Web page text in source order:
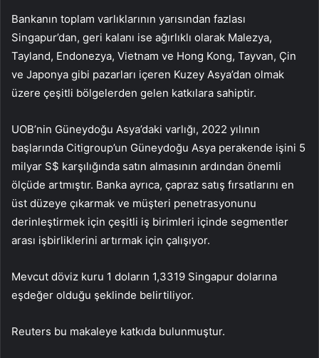
Bankanın toplam varlıklarının yarısından fazlası
Singapur’dan, geri kalanı ise ağırlıklı olarak Malezya,
Tayland, Endonezya, Vietnam ve Hong Kong, Tayvan, Çin
ve Japonya gibi pazarları içeren Kuzey Asya’dan olmak
üzere çeşitli bölgelerden gelen katkılara sahiptir.
UOB’nin Güneydoğu Asya’daki varlığı, 2022 yılının
başlarında Citigroup’un Güneydoğu Asya perakende işini 5
milyar S$ karşılığında satın almasının ardından önemli
ölçüde artmıştır. Banka ayrıca, çapraz satış fırsatlarını en
üst düzeye çıkarmak ve müşteri penetrasyonunu
derinleştirmek için çeşitli iş birimleri içinde segmentler
arası işbirliklerini artırmak için çalışıyor.
Mevcut döviz kuru 1 doların 1,3319 Singapur dolarına
eşdeğer olduğu şeklinde belirtiliyor.
Reuters bu makaleye katkıda bulunmuştur.